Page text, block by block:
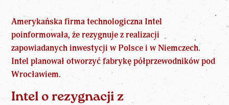
Amerykańska firma technologiczna Intel
poinformowała, że rezygnuje z realizacji
zapowiadanych inwestycji w Polsce i w Niemczech.
Intel planował otworzyć fabrykę półprzewodników pod
Wrocławiem.
Intel o rezygnacji z